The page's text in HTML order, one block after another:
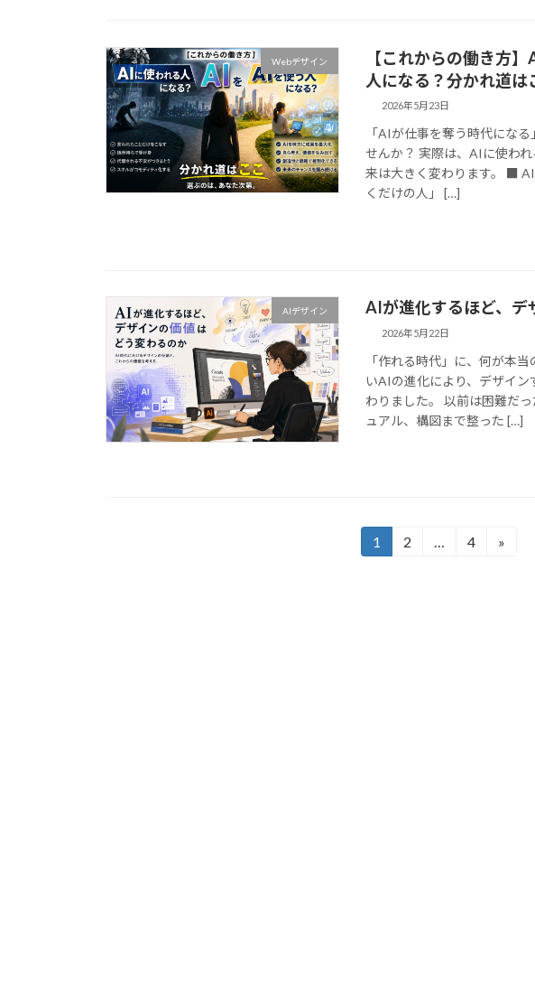
Webデザイン
【これからの働き方
人になる？分かれ道は
2026年5月23日
「AIが仕事を奪う時代にな
せんか？ 実際は、AIに使わ
来は大きく変わります。 ■
くだけの人」 […]
AIデザイン AIが進化するほど、デ
2026年5月22日
「作れる時代」に、何が本
いAIの進化により、デザイ
わりました。 以前は困難だ
ュアル、構図まで整った […]
固
1
固
2 …
固
4 »